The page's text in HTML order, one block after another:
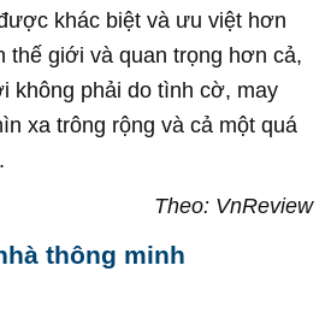
khác biệt và ưu việt hơn
thế giới và quan trọng hơn cả,
không phải do tình cờ, may
xa trông rộng và cả một quá
Theo: VnReview
thông minh